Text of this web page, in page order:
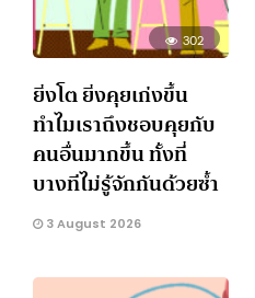
302
ยิ่งโต ยิ่งคุยเก่งขึ้น
ทำไมเราถึงชอบคุยกับ
คนอื่นมากขึ้น ทั้งที่
บางทีไม่รู้จักกันด้วยซ้ำ
3 August 2026